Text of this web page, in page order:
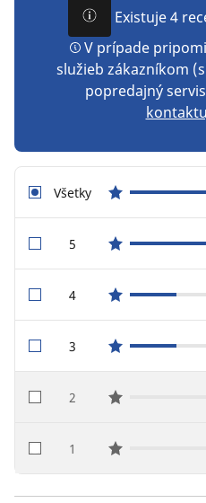
Existuje 4
V prípade
služieb zákazníkom
popredajný
Všetkystar reviews
5star reviews
4star reviews
3star reviews
2star reviews
1star reviews